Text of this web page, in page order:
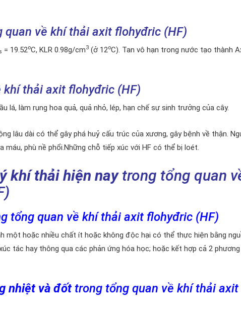
về khí thải axit flohyđric (HF)
s = 19.52oC, KLR 0.98g/cm3 (ở 12oC). Tan vô hạn trong nước tạo thành
khí thải axit flohyđric (HF)
lá, làm rụng hoa quả, quả nhỏ, lép, hạn chế sự sinh trưởng của cây.
lâu dài có thể gây phá huỷ cấu trúc của xương, gây bệnh về thận.
phù nề phổi.Những chỗ tiếp xúc với HF có thể bị loét.
khí thải hiện nay trong tổng quan
tổng quan về khí thải axit flohyđric (HF)
một hoặc nhiều chất ít hoặc không độc hại có thể thực hiện bằng
tác hay thông qua các phản ứng hóa học; hoặc kết hợp cả 2 phương
nhiệt và đốttrong tổng quan về khí thải axit